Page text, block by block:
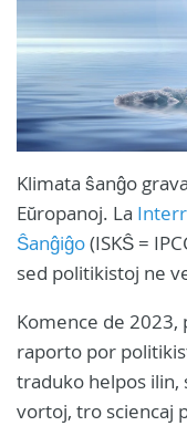
Klimata ŝanĝo
Eŭropanoj. La
Ŝanĝiĝo(ISKŜ =
sed politikistoj ne
Komence de 2023,
raporto por
traduko helpos ilin,
vortoj, tro sciencaj